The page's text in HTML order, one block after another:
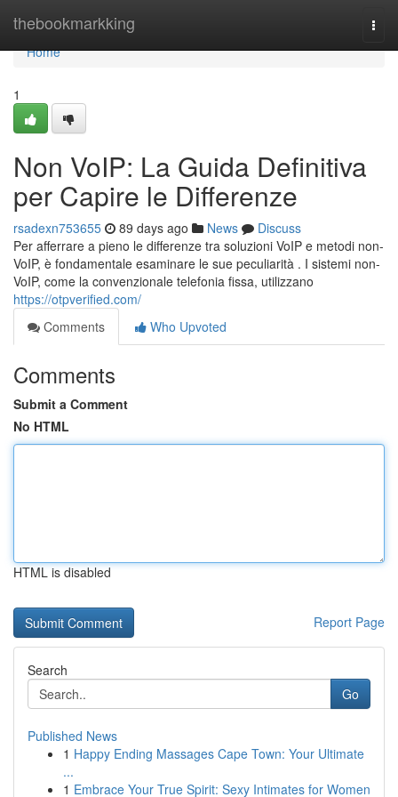
thebookmarkking
Home
Home
1
Non VoIP: La Guida Definitiva
per Capire le Differenze
rsadexn753655 89 days ago News
Discuss
Per afferrare a pieno le differenze tra soluzioni VoIP e metodi non-
VoIP, è fondamentale esaminare le sue peculiarità . I sistemi non-
VoIP, come la convenzionale telefonia fissa, utilizzano
https://otpverified.com/
Comments
Who Upvoted
Comments
Submit a Comment
No HTML
HTML is disabled
Report Page
Search
Go
Published News
1 Happy Ending Massages Cape Town: Your Ultimate
...
1 Embrace Your True Spirit: Sexy Intimates for Women